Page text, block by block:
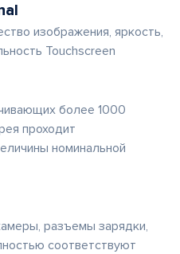
изображения, яркость,
Touchscreen
более 1000
проходит
номинальной
разъемы зарядки,
соответствуют